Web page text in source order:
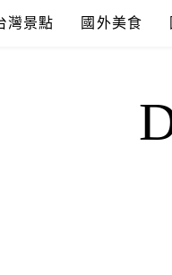
灣景點 國外美食